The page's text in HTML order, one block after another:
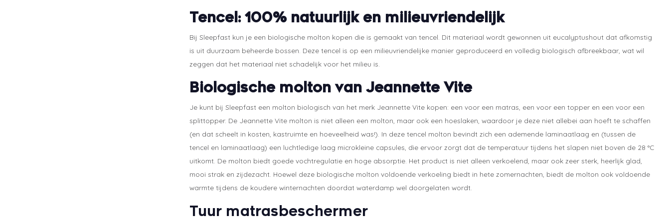
Tencel: 100% natuurlijk en milieuvriendelijk
Bij Sleepfast kun je een biologische molton kopen die is gemaakt van tencel. Dit materiaal wordt gewonnen uit eucalyptushout dat afkomstig
is uit duurzaam beheerde bossen. Deze tencel is op een milieuvriendelijke manier geproduceerd en volledig biologisch afbreekbaar, wat wil
zeggen dat het materiaal niet schadelijk voor het milieu is.
Biologische molton van Jeannette Vite
Je kunt bij Sleepfast een molton biologisch van het merk Jeannette Vite kopen: een voor een matras, een voor een topper en een voor een
splittopper. De Jeannette Vite molton is niet alleen een molton, maar ook een hoeslaken, waardoor je deze niet allebei aan hoeft te schaffen
(en dat scheelt in kosten, kastruimte en hoeveelheid was!). In deze tencel molton bevindt zich een ademende laminaatlaag en (tussen de
tencel en laminaatlaag) een luchtledige laag microkleine capsules, die ervoor zorgt dat de temperatuur tijdens het slapen niet boven de 28 °C
uitkomt. De molton biedt goede vochtregulatie en hoge absorptie. Het product is niet alleen verkoelend, maar ook zeer sterk, heerlijk glad,
mooi strak en zijdezacht. Hoewel deze biologische molton voldoende verkoeling biedt in hete zomernachten, biedt de molton ook voldoende
warmte tijdens de koudere winternachten doordat waterdamp wel doorgelaten wordt.
Tuur matrasbeschermer